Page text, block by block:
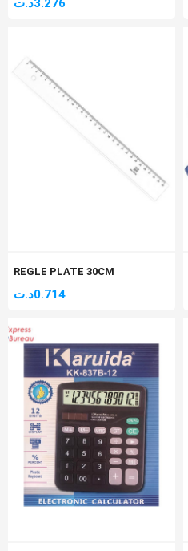
3.276د.ت
REGLE PLATE 30CM
0.714د.ت